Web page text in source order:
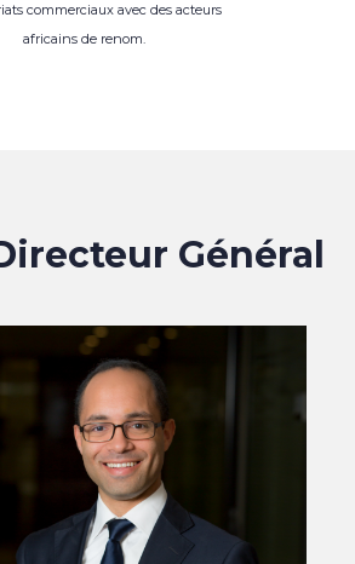
commerciaux avec des acteurs
africains de renom.
Général